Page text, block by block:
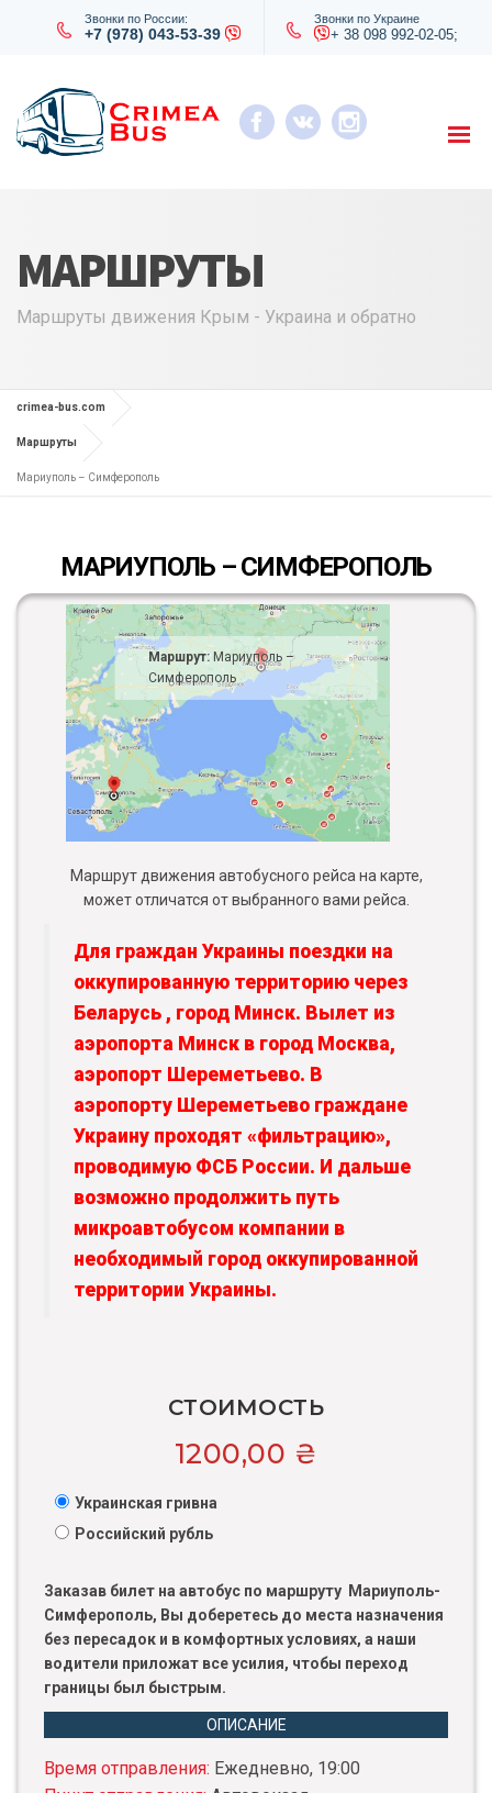
Звонки по России:
+7 (978) 043-53-39
Звонки по Украине
+ 38 098 992-02-05;
МАРШРУТЫ
Маршруты движения Крым - Украина и обратно
crimea-bus.com
Маршруты
Мариуполь – Симферополь
МАРИУПОЛЬ – СИМФЕРОПОЛЬ
Маршрут: Мариуполь –
Симферополь
Маршрут движения автобусного рейса на карте,
может отличатся от выбранного вами рейса.
Для граждан Украины поездки на
оккупированную территорию через
Беларусь , город Минск. Вылет из
аэропорта Минск в город Москва,
аэропорт Шереметьево. В
аэропорту Шереметьево граждане
Украину проходят «фильтрацию»,
проводимую ФСБ России. И дальше
возможно продолжить путь
микроавтобусом компании в
необходимый город оккупированной
территории Украины.
СТОИМОСТЬ
1200,00 ₴
Украинская гривна
Российский рубль
Заказав билет на автобус по маршруту Мариуполь-
Симферополь, Вы доберетесь до места назначения
без пересадок и в комфортных условиях, а наши
водители приложат все усилия, чтобы переход
границы был быстрым.
ОПИСАНИЕ
Время отправления: Ежедневно, 19:00